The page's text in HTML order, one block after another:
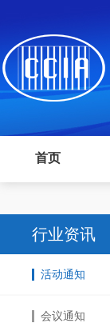
首页
行业资讯
活动通知
会议通知